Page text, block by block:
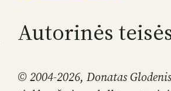
Autorinės
© 2004-2026, Donatas